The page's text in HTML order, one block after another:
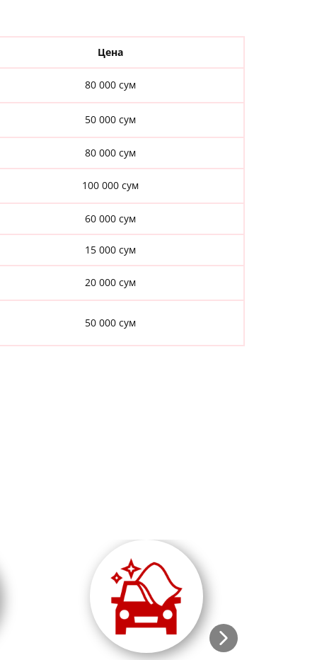
Цена
80 000 сум
50 000 сум
80 000 сум
100 000 сум
60 000 сум
15 000 сум
20 000 сум
50 000​ сум